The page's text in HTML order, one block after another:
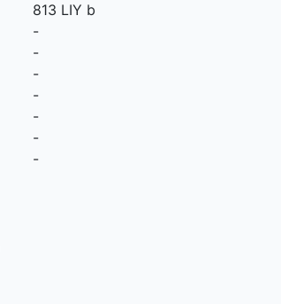
813 LIY b
-
-
-
-
-
-
-